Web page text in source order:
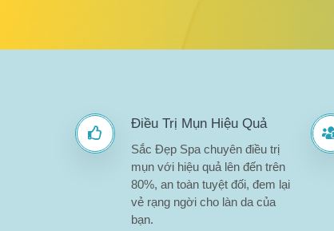
Điều Trị Mụn Hiệu Quả
Sắc Đẹp Spa chuyên điều trị
mụn với hiệu quả lên đến trên
80%, an toàn tuyệt đối, đem lại
vẻ rạng ngời cho làn da của
bạn.